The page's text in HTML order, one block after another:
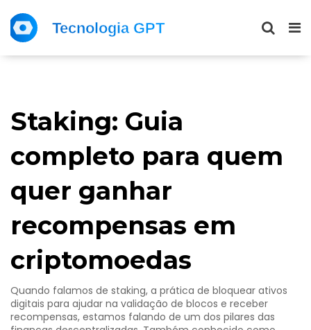
Staking: Guia
completo para quem
quer ganhar
recompensas em
criptomoedas
Quando falamos de staking, a prática de bloquear ativos
digitais para ajudar na validação de blocos e receber
recompensas, estamos falando de um dos pilares das